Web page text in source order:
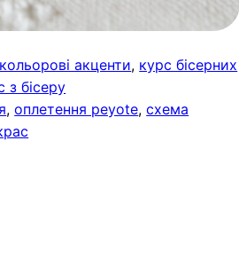
кольорові акценти, курс бісерних
з бісеру
, оплетення peyote, схема